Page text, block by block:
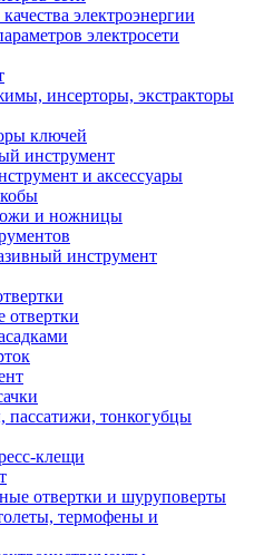
электроэнергии
электросети
инсерторы, экстракторы
ключей
инструмент
и аксессуары
и ножницы
инструмент
отвертки
пассатижи, тонкогубцы
клещи
отвертки и шуруповерты
термофены и